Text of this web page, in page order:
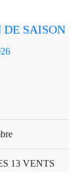
DE SAISON
13 VENTS